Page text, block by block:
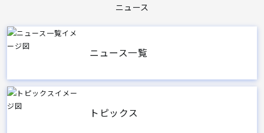
ニュース
ニュース一覧
トピックス